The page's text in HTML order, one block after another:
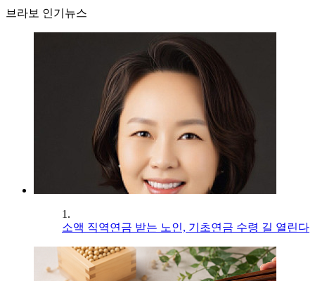
브라보 인기뉴스
1.
소액 직역연금 받는 노인, 기초연금 수령 길 열린다